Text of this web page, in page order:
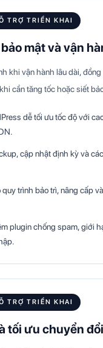
TRỢ TRIỂN KHAI
mật và vận
khi vận hành lâu dài,
cần tăng tốc hoặc siết
dễ tối ưu tốc độ với
cập nhật định kỳ và
trình bảo trì, nâng cấp
plugin chống spam, giới
TRỢ TRIỂN KHAI
tối ưu chuyển đổi